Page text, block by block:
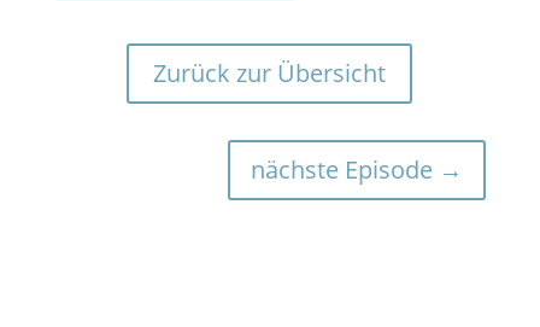
Zurück zur Übersicht
nächste Episode →